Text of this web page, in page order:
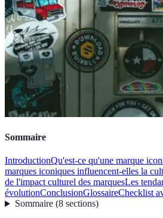
Sommaire
IntroductionQu'est-ce qu'une marque
marques iconiques influencent-elles la
de l'impact culturel des marquesLes
évolutionConclusionGlossaireChecklist
Sommaire(8 sections)